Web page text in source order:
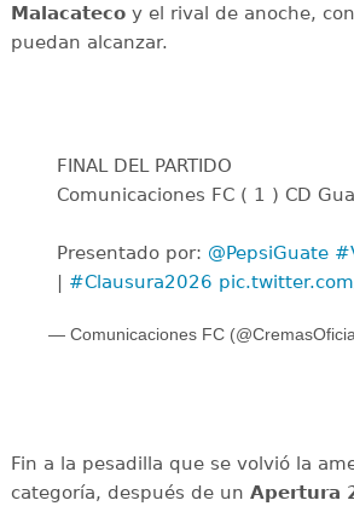
Malacatecoy el rival de anoche,
puedan alcanzar.
FINAL DEL PARTIDO
Comunicaciones FC ( 1 ) CD
Presentado por: @PepsiGuate
| #Clausura2026
— Comunicaciones FC
Fin a la pesadilla que se volvió la
categoría, después de un Apertura